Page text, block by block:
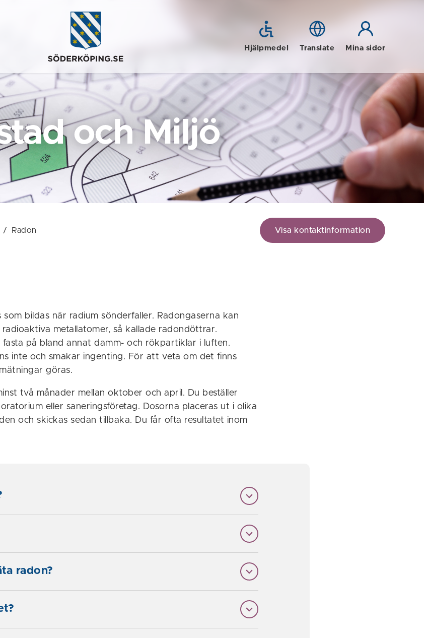
Hjälpmedel Translate Mina sidor
och Miljö
/ Radon Visa kontaktinformation
som bildas när radium sönderfaller. Radongaserna kan
metallatomer, så kallade radondöttrar.
på bland annat damm- och rökpartiklar i luften.
inte och smakar ingenting. För att veta om det finns
göras.
två månader mellan oktober och april. Du beställer
eller saneringsföretag. Dosorna placeras ut i olika
och skickas sedan tillbaka. Du får ofta resultatet inom
radon?